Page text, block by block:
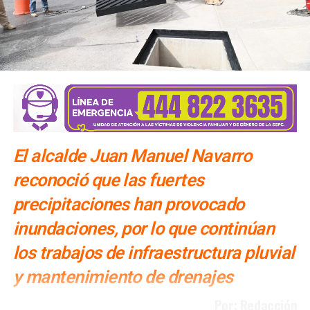
El alcalde Juan Manuel Navarro
reconoció que las fuertes
precipitaciones han provocado
inundaciones, por lo que continúan
los trabajos de infraestructura pluvial
y mantenimiento de drenajes